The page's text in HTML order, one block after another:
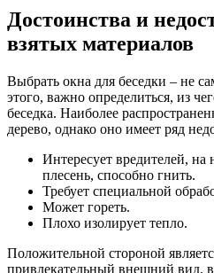
Достоинства и
взятых материалов
Выбрать окна для беседки – не
этого, важно определиться, из
беседка. Наиболее
дерево, однако оно имеет ряд
Интересует вредителей, на
плесень, способно гнить.
Требует специальной
Может гореть.
Плохо изолирует тепло.
Положительной стороной
привлекательный внешний вид,